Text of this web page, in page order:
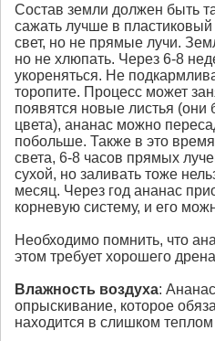
Состав земли должен быть
сажать лучше в
свет, но не прямые лучи.
но не хлюпать. Через 6-8
укореняться. Не
торопите. Процесс может
появятся новые листья (они
цвета), ананас можно
побольше. Также в это
света, 6-8 часов прямых
сухой, но заливать тоже
месяц. Через год ананас
корневую систему, и его
Необходимо помнить, что
этом требует хорошего
Влажность воздуха:
опрыскивание, которое
находится в слишком теплом